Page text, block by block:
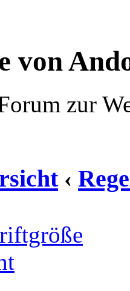
von
zur
‹